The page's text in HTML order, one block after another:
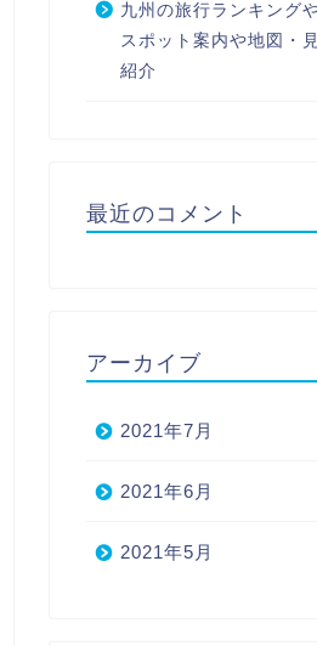
九州の旅行ランキング
スポット案内や地図・
紹介
最近のコメント
アーカイブ
2021年7月
2021年6月
2021年5月